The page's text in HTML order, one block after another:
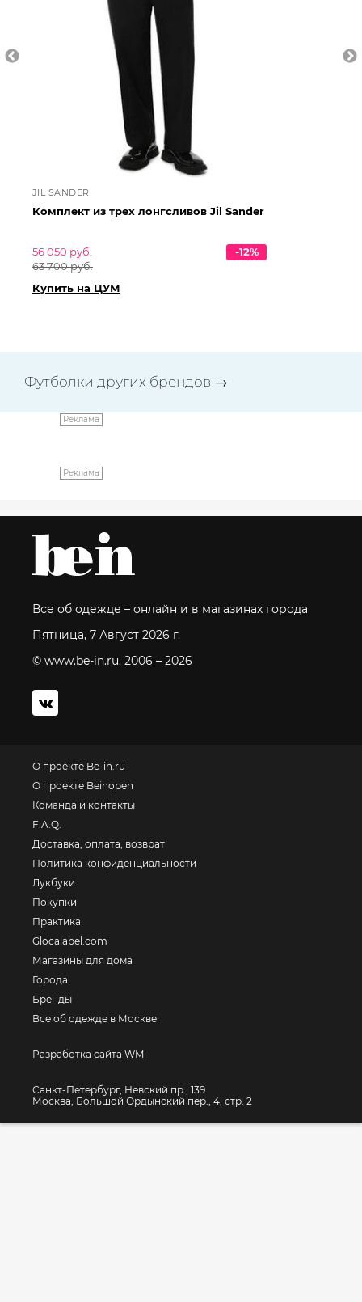
JIL SANDER
Комплект из трех лонгсливов Jil Sander
56 050 руб.
63 700 руб.
-12%
Купить на ЦУМ
Футболки других брендов →
Реклама
Реклама
Все об одежде – онлайн и в магазинах города
Пятница, 7 Август 2026 г.
© www.be-in.ru. 2006 – 2026
О проекте Be-in.ru
О проекте Beinopen
Команда и контакты
F.A.Q.
Доставка, оплата, возврат
Политика конфиденциальности
Лукбуки
Покупки
Практика
Glocalabel.com
Магазины для дома
Города
Бренды
Все об одежде в Москве
Разработка сайта WM
Санкт-Петербург, Невский пр., 139
Москва, Большой Ордынский пер., 4, стр. 2